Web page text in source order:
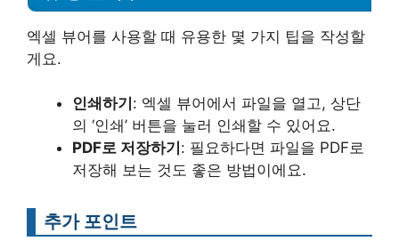
엑셀 뷰어를 사용할 때 유용한 몇 가지 팁을 작성할
게요.
인쇄하기 : 엑셀 뷰어에서 파일을 열고, 상단
의 ‘인쇄’ 버튼을 눌러 인쇄할 수 있어요.
PDF로 저장하기 : 필요하다면 파일을 PDF로
저장해 보는 것도 좋은 방법이에요.
추가 포인트